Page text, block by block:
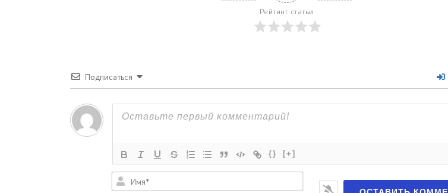
Рейтинг статьи
Подписаться
{} [+]
Имя*